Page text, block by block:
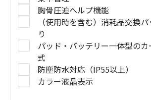
胸骨圧迫ヘルプ機能
（使用時を含む）消耗品交換
り
パッド・バッテリー一体型の
式
防塵防水対応（IP55以上）
カラー液晶表示